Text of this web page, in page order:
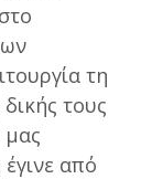
τη
τους
μας
από